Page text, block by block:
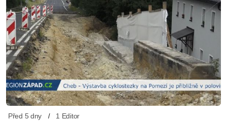
Před 5 dny 1 Editor